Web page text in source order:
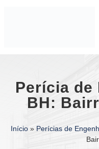
Perícia de
BH:
Início » Perícias de